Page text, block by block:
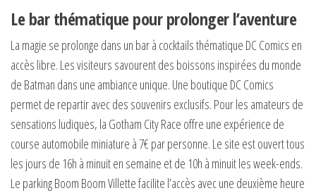
Le bar thématique pour prolonger l’aventure
La magie se prolonge dans un bar à cocktails thématique DC Comics en
accès libre. Les visiteurs savourent des boissons inspirées du monde
de Batman dans une ambiance unique. Une boutique DC Comics
permet de repartir avec des souvenirs exclusifs. Pour les amateurs de
sensations ludiques, la Gotham City Race offre une expérience de
course automobile miniature à 7€ par personne. Le site est ouvert tous
les jours de 16h à minuit en semaine et de 10h à minuit les week-ends.
Le parking Boom Boom Villette facilite l’accès avec une deuxième heure